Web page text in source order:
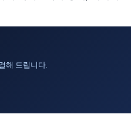
해 드립니다.